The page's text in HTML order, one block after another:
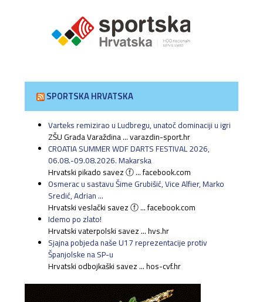
SPORTSKA HRVATSKA
Varteks remizirao u Ludbregu, unatoč dominaciji u igri
ZŠU Grada Varaždina ... varazdin-sport.hr
CROATIA SUMMER WDF DARTS FESTIVAL 2026,
06.08.-09.08.2026. Makarska
Hrvatski pikado savez ⓕ ... facebook.com
Osmerac u sastavu Šime Grubišić, Vice Alfier, Marko
Sredić, Adrian ...
Hrvatski veslački savez ⓕ ... facebook.com
Idemo po zlato!
Hrvatski vaterpolski savez ... hvs.hr
Sjajna pobjeda naše U17 reprezentacije protiv
Španjolske na SP-u
Hrvatski odbojkaški savez ... hos-cvf.hr